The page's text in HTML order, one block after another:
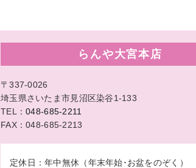
らんや大宮本店
〒337-0026
埼玉県さいたま市見沼区染谷1-133
TEL：048-685-2211
FAX：048-685-2213
定休日：年中無休（年末年始･お盆をのぞく）